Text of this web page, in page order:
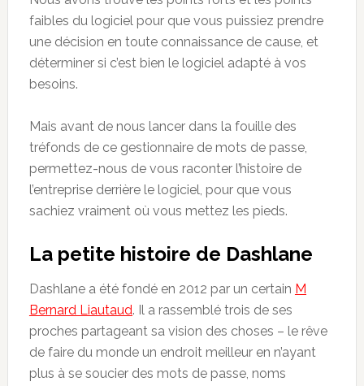
faibles du logiciel pour que vous puissiez prendre
une décision en toute connaissance de cause, et
déterminer si c’est bien le logiciel adapté à vos
besoins.
Mais avant de nous lancer dans la fouille des
tréfonds de ce gestionnaire de mots de passe,
permettez-nous de vous raconter l’histoire de
l’entreprise derrière le logiciel, pour que vous
sachiez vraiment où vous mettez les pieds.
La petite histoire de Dashlane
Dashlane a été fondé en 2012 par un certain M
Bernard Liautaud. Il a rassemblé trois de ses
proches partageant sa vision des choses – le rêve
de faire du monde un endroit meilleur en n’ayant
plus à se soucier des mots de passe, noms